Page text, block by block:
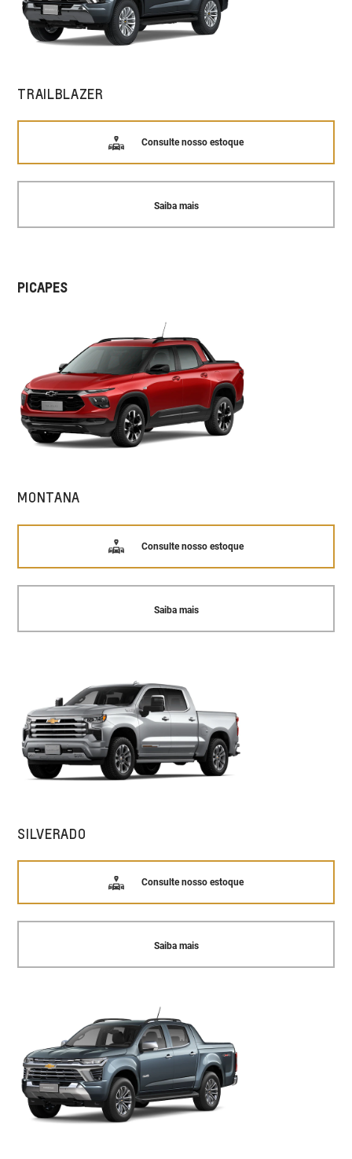
TRAILBLAZER
Consulte nosso estoque
Saiba mais
PICAPES
MONTANA
Consulte nosso estoque
Saiba mais
SILVERADO
Consulte nosso estoque
Saiba mais